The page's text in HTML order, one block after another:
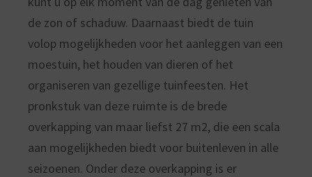
de zon of schaduw. Daarnaast biedt de tuin
volop mogelijkheden voor het aanleggen van een
moestuin, het houden van dieren of het
organiseren van gezellige tuinfeesten. Het
pronkstuk van deze ruimte is de brede
overkapping van maar liefst 27 m2, die een scala
aan mogelijkheden biedt voor buitenleven in alle
seizoenen. Onder deze overkapping is er